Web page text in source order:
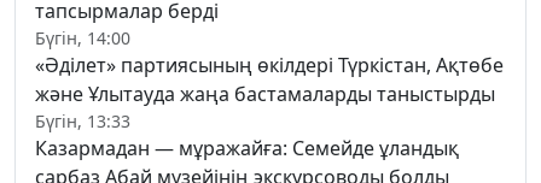
тапсырмалар берді
Бүгін, 14:00
«Әділет» партиясының өкілдері Түркістан, Ақтөбе
және Ұлытауда жаңа бастамаларды таныстырды
Бүгін, 13:33
Казармадан — мұражайға: Семейде ұландық
сарбаз Абай музейінің экскурсоводы болды